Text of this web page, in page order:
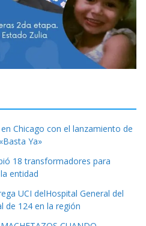
Chicago con el lanzamiento de
Ya»
18 transformadores para
entidad
UCI delHospital General del
de 124 en la región